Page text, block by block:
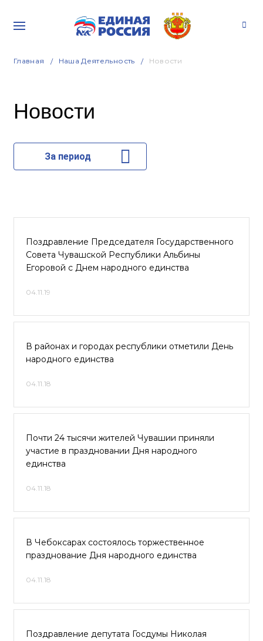
Главная Наша Деятельность Новости
Новости
За период
Поздравление Председателя Государственного
Совета Чувашской Республики Альбины
Егоровой с Днем народного единства
04.11.19
В районах и городах республики отметили День
народного единства
04.11.18
Почти 24 тысячи жителей Чувашии приняли
участие в праздновании Дня народного
единства
04.11.18
В Чебоксарах состоялось торжественное
празднование Дня народного единства
04.11.18
Поздравление депутата Госдумы Николая